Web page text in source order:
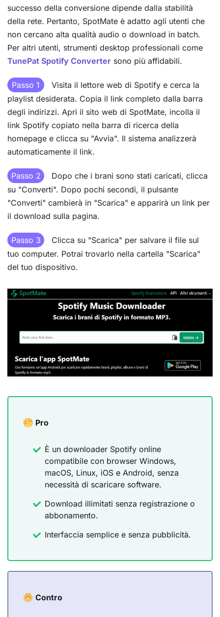
successo della conversione dipende dalla stabilità
della rete. Pertanto, SpotMate è adatto agli utenti che
non cercano alta qualità audio o download in batch.
Per altri utenti, strumenti desktop professionali come
TunePat Spotify Converter sono più affidabili.
Passo 1
Visita il lettore web di Spotify e cerca la
playlist desiderata. Copia il link completo dalla barra
degli indirizzi. Apri il sito web di SpotMate, incolla il
link Spotify copiato nella barra di ricerca della
homepage e clicca su "Avvia". Il sistema analizzerà
automaticamente il link.
Passo 2
Dopo che i brani sono stati caricati, clicca
su "Converti". Dopo pochi secondi, il pulsante
"Converti" cambierà in "Scarica" e apparirà un link per
il download sulla pagina.
Passo 3
Clicca su "Scarica" per salvare il file sul
tuo computer. Potrai trovarlo nella cartella "Scarica"
del tuo dispositivo.
Pro
È un downloader Spotify online
compatibile con browser Windows,
macOS, Linux, iOS e Android, senza
necessità di scaricare software.
Download illimitati senza registrazione o
abbonamento.
Interfaccia semplice e senza pubblicità.
Contro